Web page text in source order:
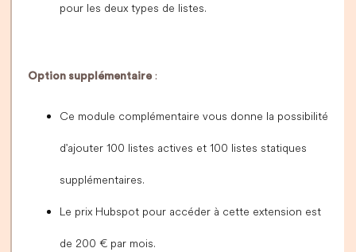
pour les deux types de listes.
Option supplémentaire:
Ce module complémentaire vous donne la possibilité
d'ajouter 100 listes actives et 100 listes statiques
supplémentaires.
Le prix Hubspot pour accéder à cette extension est
de 200 € par mois.